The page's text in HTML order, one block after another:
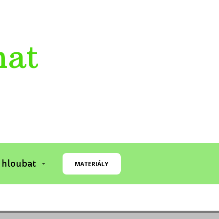
hloubat MATERIÁLY